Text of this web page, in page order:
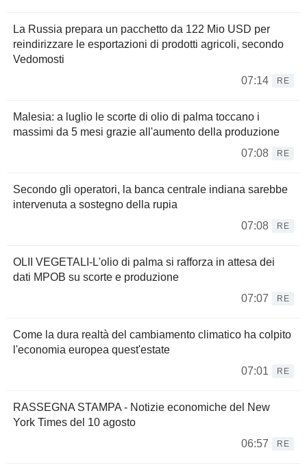
La Russia prepara un pacchetto da 122 Mio USD per
reindirizzare le esportazioni di prodotti agricoli, secondo
Vedomosti
07:14
RE
Malesia: a luglio le scorte di olio di palma toccano i
massimi da 5 mesi grazie all'aumento della produzione
07:08
RE
Secondo gli operatori, la banca centrale indiana sarebbe
intervenuta a sostegno della rupia
07:08
RE
OLII VEGETALI-L'olio di palma si rafforza in attesa dei
dati MPOB su scorte e produzione
07:07
RE
Come la dura realtà del cambiamento climatico ha colpito
l'economia europea quest'estate
07:01
RE
RASSEGNA STAMPA - Notizie economiche del New
York Times del 10 agosto
06:57
RE